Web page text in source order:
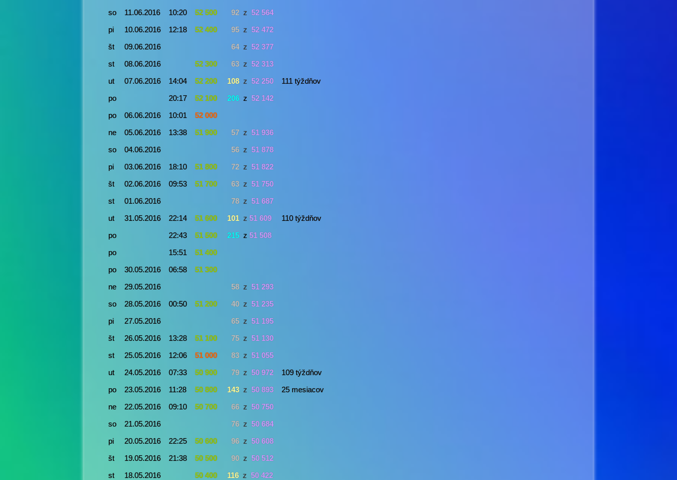
so
11.06.2016 10:20 52 500 92 z 52 564
pi
10.06.2016 12:18 52 400 95 z 52 472
št
09.06.2016 64 z 52 377
st
08.06.2016 52 300 63 z 52 313
ut
07.06.2016 14:04 52 200 108 z 52 250
111 týždňov
po
20:17 52 100 206 z 52 142
po
06.06.2016 10:01
52 000
ne
05.06.2016 13:38 51 900 57 z 51 936
so
04.06.2016 56 z 51 878
pi
03.06.2016 18:10 51 800 72 z 51 822
št
02.06.2016 09:53 51 700 63 z 51 750
st
01.06.2016 78 z 51 687
ut
31.05.2016 22:14 51 600 101 z 51 609
110 týždňov
po
22:43 51 500 215 z 51 508
po
15:51
51 400
po
30.05.2016 06:58
51 300
ne
29.05.2016 58 z 51 293
so
28.05.2016 00:50 51 200 40 z 51 235
pi
27.05.2016 65 z 51 195
št
26.05.2016 13:28 51 100 75 z 51 130
st
25.05.2016 12:06 51 000 83 z 51 055
ut
24.05.2016 07:33 50 900 79 z 50 972
109 týždňov
po
23.05.2016 11:28 50 800 143 z 50 893
25 mesiacov
ne
22.05.2016 09:10 50 700 66 z 50 750
so
21.05.2016 76 z 50 684
pi
20.05.2016 22:25 50 600 96 z 50 608
št
19.05.2016 21:38 50 500 90 z 50 512
st
18.05.2016 50 400 116 z 50 422